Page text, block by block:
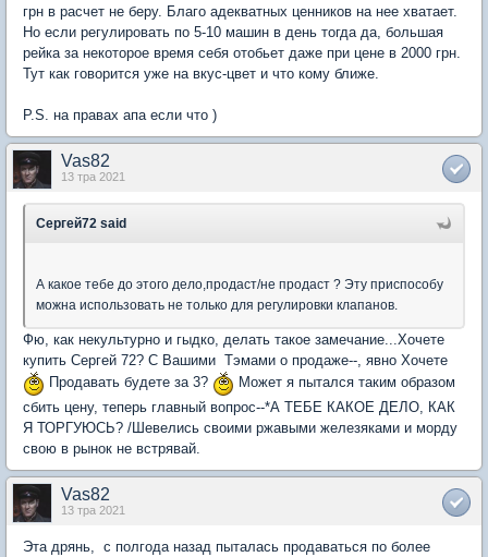
грн в расчет не беру. Благо адекватных ценников на нее хватает.
Но если регулировать по 5-10 машин в день тогда да, большая
рейка за некоторое время себя отобьет даже при цене в 2000 грн.
Тут как говорится уже на вкус-цвет и что кому ближе.
P.S. на правах апа если что )
Vas82
13 тра 2021
Сергей72 said
А какое тебе до этого дело,продаст/не продаст ? Эту приспособу
можна использовать не только для регулировки клапанов.
Фю, как некультурно и гыдко, делать такое замечание...Хочете
купить Сергей 72? С Вашими Тэмами о продаже--, явно Хочете
Продавать будете за 3?
Может я пытался таким образом
сбить цену, теперь главный вопрос--*А ТЕБЕ КАКОЕ ДЕЛО, КАК
Я ТОРГУЮСЬ? /Шевелись своими ржавыми железяками и морду
свою в рынок не встрявай.
Vas82
13 тра 2021
Эта дрянь, с полгода назад пыталась продаваться по более